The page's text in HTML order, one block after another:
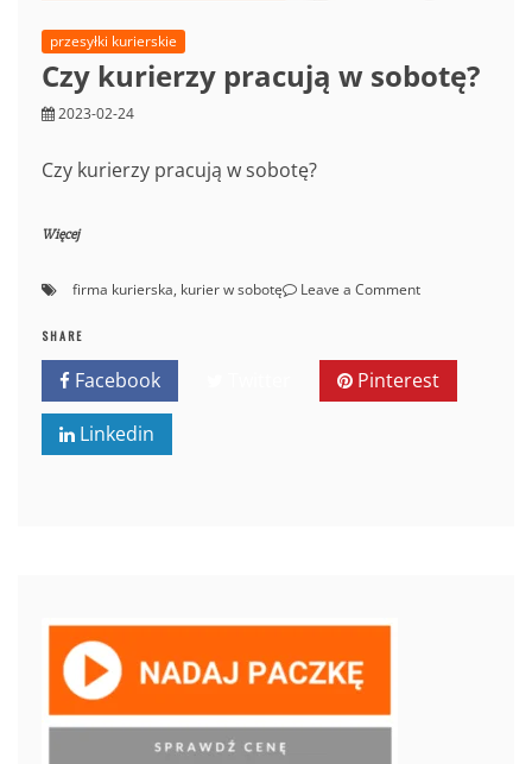
przesyłki kurierskie
Czy kurierzy pracują w sobotę?
2023-02-24
Czy kurierzy pracują w sobotę?
Więcej
firma kurierska, kurier w sobotę Leave a Commenton
pracują
w
sobotę?
SHARE
Facebook Pinterest
Linkedin